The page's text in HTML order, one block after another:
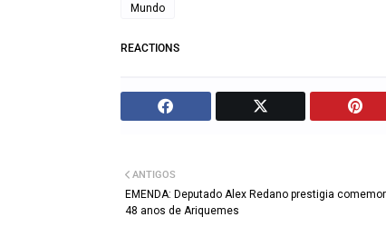
Mundo
REACTIONS
ANTIGOS
EMENDA: Deputado Alex Redano prestigia
48 anos de Ariquemes